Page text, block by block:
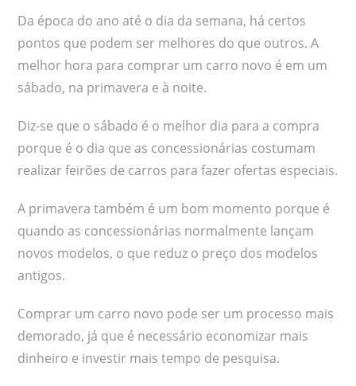
Da época do ano até o dia da semana, há certos
pontos que podem ser melhores do que outros. A
melhor hora para comprar um carro novo é em um
sábado, na primavera e à noite.
Diz-se que o sábado é o melhor dia para a compra
porque é o dia que as concessionárias costumam
realizar feirões de carros para fazer ofertas especiais.
A primavera também é um bom momento porque é
quando as concessionárias normalmente lançam
novos modelos, o que reduz o preço dos modelos
antigos.
Comprar um carro novo pode ser um processo mais
demorado, já que é necessário economizar mais
dinheiro e investir mais tempo de pesquisa.